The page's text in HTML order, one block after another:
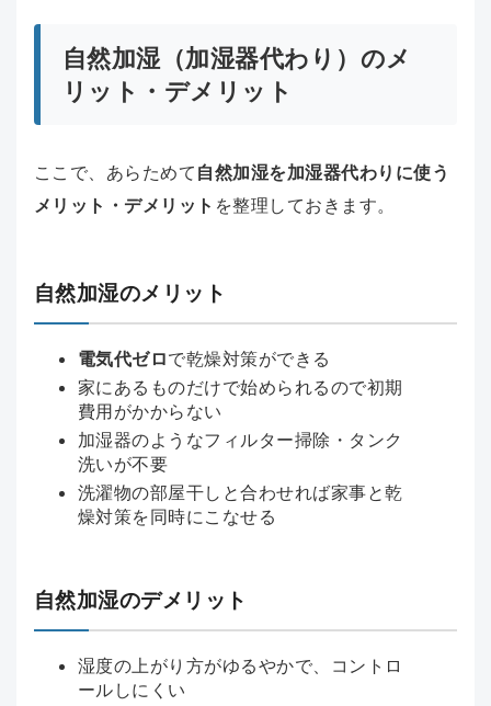
自然加湿（加湿器代わり）のメ
リット・デメリット
ここで、あらためて 自然加湿を加湿器代わりに使う
メリット・デメリット を整理しておきます。
自然加湿のメリット
電気代ゼロで乾燥対策ができる
家にあるものだけで始められるので初期
費用がかからない
加湿器のようなフィルター掃除・タンク
洗いが不要
洗濯物の部屋干しと合わせれば家事と乾
燥対策を同時にこなせる
自然加湿のデメリット
湿度の上がり方がゆるやかで、コントロ
ールしにくい